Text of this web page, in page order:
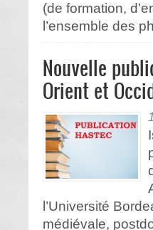
(de formation,
l’ensemble des
Nouvelle
Orient et
l’Université
médiévale,